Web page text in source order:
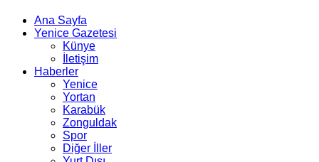
Ana Sayfa
Yenice Gazetesi
Künye
İletişim
Haberler
Yenice
Yortan
Karabük
Zonguldak
Spor
Diğer İller